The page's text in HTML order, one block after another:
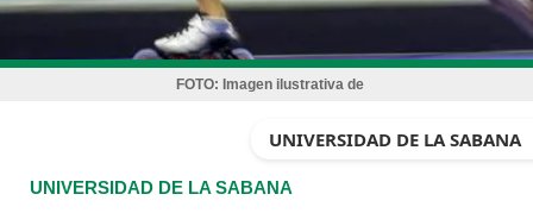
FOTO: Imagen ilustrativa de
UNIVERSIDAD DE LA SABANA
UNIVERSIDAD DE LA SABANA